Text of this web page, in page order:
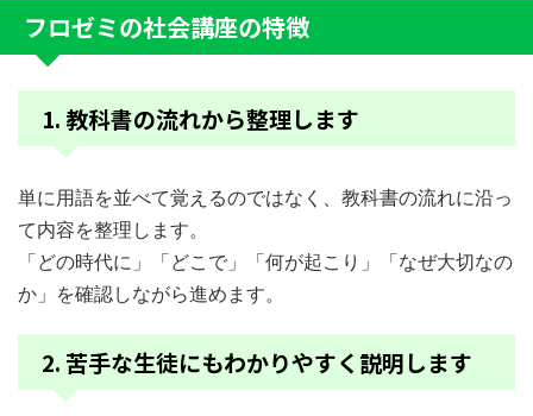
フロゼミの社会講座の特徴
1. 教科書の流れから整理します
単に用語を並べて覚えるのではなく、教科書の流れに沿っ
て内容を整理します。
「どの時代に」「どこで」「何が起こり」「なぜ大切なの
か」を確認しながら進めます。
2. 苦手な生徒にもわかりやすく説明します